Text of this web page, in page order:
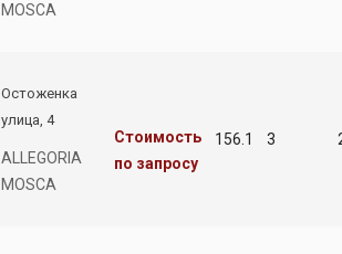
MOSCA
Остоженка
улица, 4
ALLEGORIA
MOSCA
Стоимость
по запросу
156.1 3